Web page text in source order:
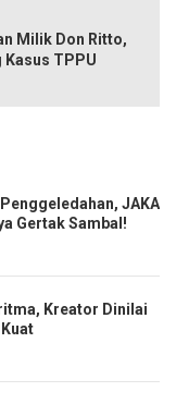
Milik Don Ritto,
Kasus TPPU
JAKA
Gertak Sambal!
Kreator Dinilai